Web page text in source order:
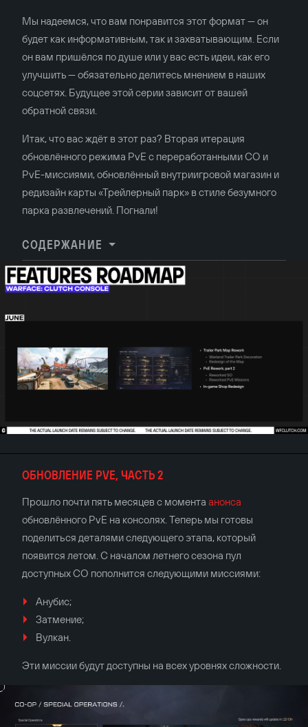
Мы надеемся, что вам понравится этот формат — он
будет как информативным, так и захватывающим. Если
он вам пришёлся по душе или у вас есть идеи, как его
улучшить — обязательно делитесь мнением в наших
соцсетях. Будущее этой серии зависит от вашей
обратной связи.
Итак, что вас ждёт в этот раз? Вторая итерация
обновлённого режима PvE с переработанными СО и
PvE-миссиями, обновлённый внутриигровой магазин и
редизайн карты «Трейлерный парк» в стиле безумного
парка развлечений. Погнали!
СОДЕРЖАНИЕ
ОБНОВЛЕНИЕ PVE, ЧАСТЬ 2
Прошло почти пять месяцев с момента анонса
обновлённого PvE на консолях. Теперь мы готовы
поделиться деталями следующего этапа, который
появится летом. С началом летнего сезона пул
доступных СО пополнится следующими миссиями:
Анубис;
Затмение;
Вулкан.
Эти миссии будут доступны на всех уровнях сложности.